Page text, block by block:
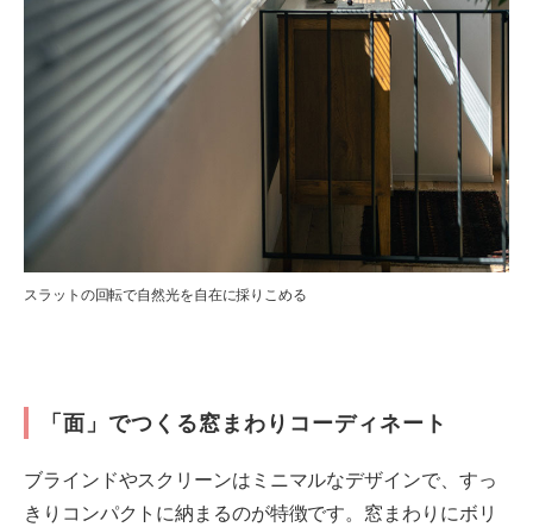
スラットの回転で自然光を自在に採りこめる
「面」でつくる窓まわりコーディネート
ブラインドやスクリーンはミニマルなデザインで、すっ
きりコンパクトに納まるのが特徴です。窓まわりにボリ